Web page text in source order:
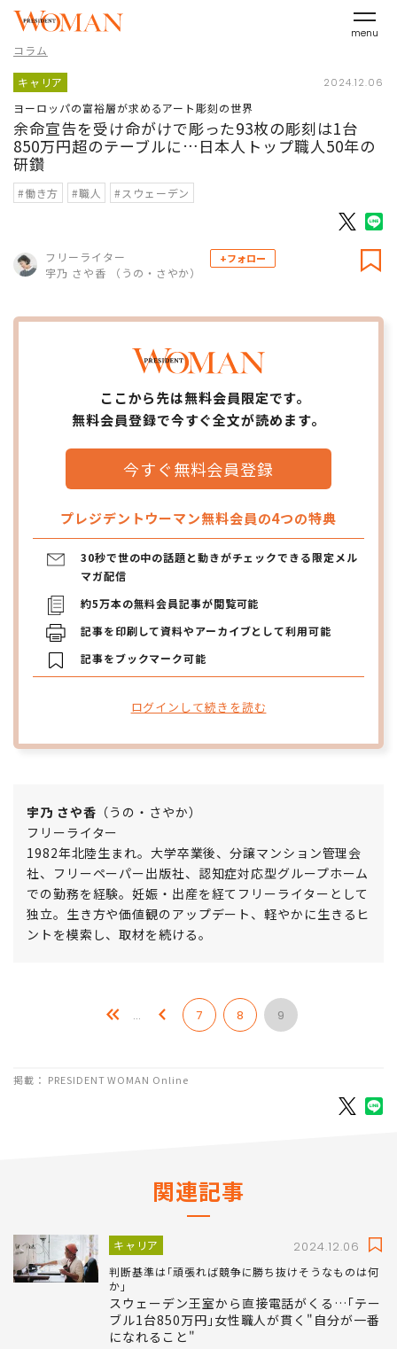
menu
コラム
キャリア 2024.12.06
ヨーロッパの富裕層が求めるアート彫刻の世界
余命宣告を受け命がけで彫った93枚の彫刻は1台
850万円超のテーブルに…日本人トップ職人50年の
研鑽
#働き方 #職人 #スウェーデン
フリーライター
宇乃 さや香 （うの・さやか）
+フォロー
ここから先は無料会員限定です。
無料会員登録で今すぐ全文が読めます。
今すぐ無料会員登録
プレジデントウーマン無料会員の4つの特典
30秒で世の中の話題と動きがチェックできる限定メル
マガ配信
約5万本の無料会員記事が閲覧可能
記事を印刷して資料やアーカイブとして利用可能
記事をブックマーク可能
ログインして続きを読む
宇乃 さや香 （うの・さやか）
フリーライター
1982年北陸生まれ。大学卒業後、分譲マンション管理会
社、フリーペーパー出版社、認知症対応型グループホーム
での勤務を経験。妊娠・出産を経てフリーライターとして
独立。生き方や価値観のアップデート、軽やかに生きるヒ
ントを模索し、取材を続ける。
… 7 8 9
掲載： PRESIDENT WOMAN Online
関連記事
キャリア 2024.12.06
判断基準は｢頑張れば競争に勝ち抜けそうなものは何
か｣
スウェーデン王室から直接電話がくる…｢テー
ブル1台850万円｣女性職人が貫く"自分が一番
になれること"